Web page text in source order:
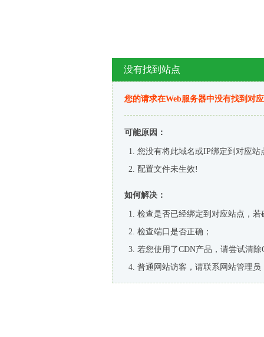
没有找到站点
您的请求在Web服务器中没有找到对
可能原因：
您没有将此域名或IP绑定到对应站
配置文件未生效!
如何解决：
检查是否已经绑定到对应站点，
检查端口是否正确；
若您使用了CDN产品，请尝试清除
普通网站访客，请联系网站管理员